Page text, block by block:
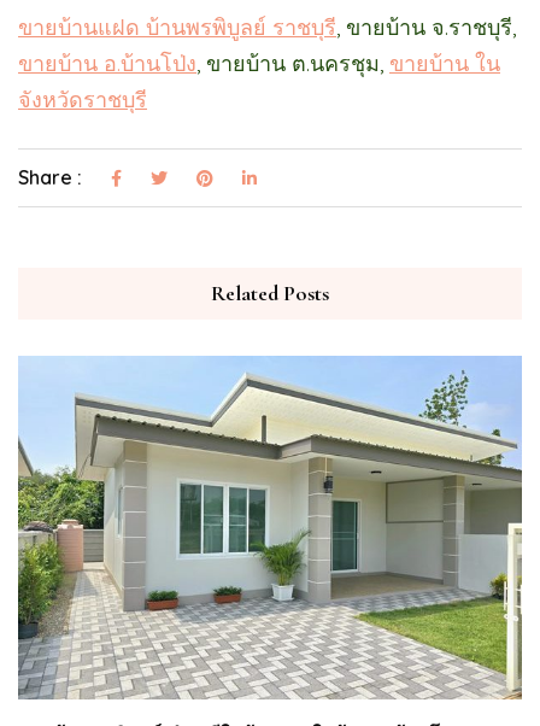
ขายบ้านแฝด บ้านพรพิบูลย์ ราชบุรี, ขายบ้าน จ.ราชบุรี,
ขายบ้าน อ.บ้านโป่ง, ขายบ้าน ต.นครชุม, ขายบ้าน ใน
จังหวัดราชบุรี
Share :
Related Posts